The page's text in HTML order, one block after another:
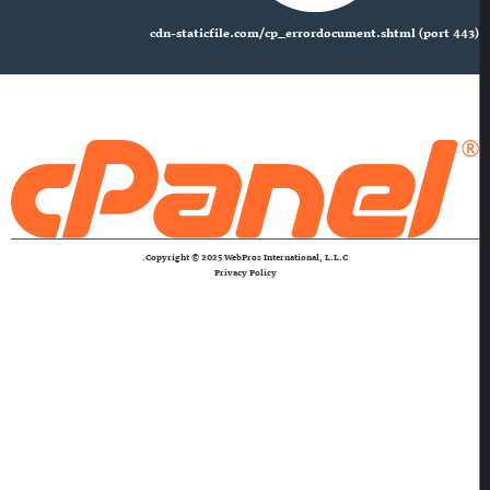
cdn-staticfile.com/cp_errordocument.shtml (port 443)
Copyright © 2025 WebPros International, L.L.C.
Privacy Policy